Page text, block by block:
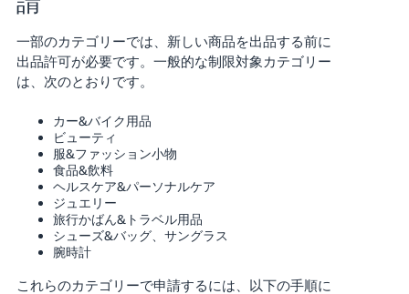
一部のカテゴリーでは、新しい商品を出品する前に
出品許可が必要です。一般的な制限対象カテゴリー
は、次のとおりです。
カー&バイク用品
ビューティ
服&ファッション小物
食品&飲料
ヘルスケア&パーソナルケア
ジュエリー
旅行かばん&トラベル用品
シューズ&バッグ、サングラス
腕時計
これらのカテゴリーで申請するには、以下の手順に